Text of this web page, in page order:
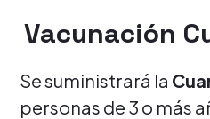
Vacunación
Se suministrará la
personas de 3 o más